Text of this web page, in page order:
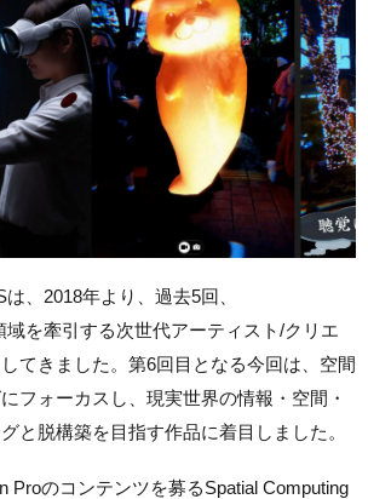
、2018年より、過去5回、
を牽引する次世代アーティスト/クリエ
てきました。第6回目となる今回は、空間
フォーカスし、現実世界の情報・空間・
と脱構築を目指す作品に着目しました。
Proのコンテンツを募るSpatial Computing